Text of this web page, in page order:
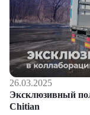
26.03.2025
Эксклюзивный
Chitian